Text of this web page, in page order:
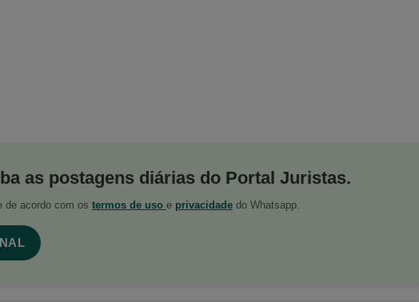
as postagens diárias do Portal Juristas.
de acordo com os termos de uso e privacidade do Whatsapp.